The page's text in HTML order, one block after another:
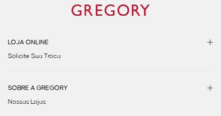
LOJA ONLINE
Solicite Sua Troca
SOBRE A GREGORY
Nossas Lojas